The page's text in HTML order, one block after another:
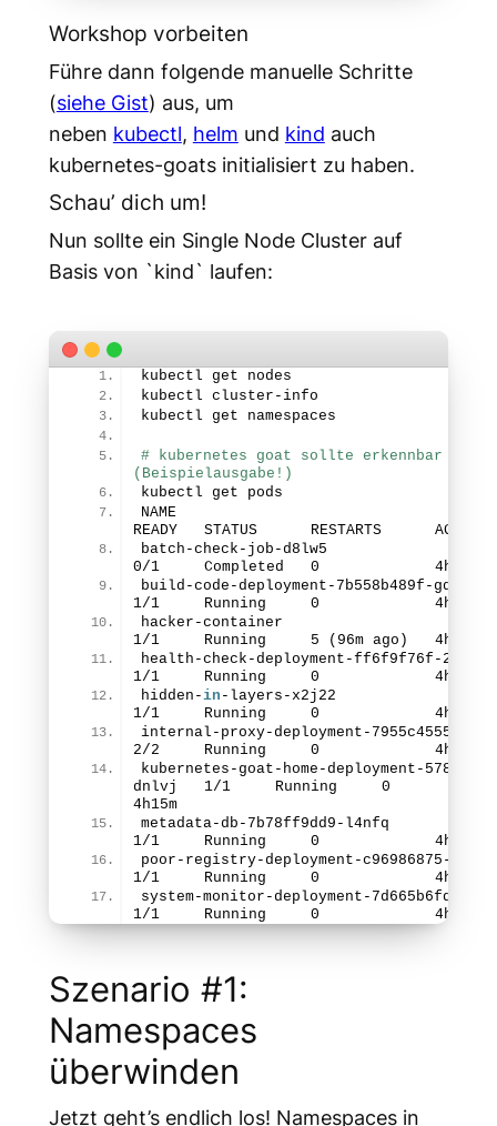
Workshop vorbeiten
Führe dann folgende manuelle Schritte
(siehe Gist) aus, um
neben kubectl, helm und kind auch
kubernetes-goats initialisiert zu haben.
Schau’ dich um!
Nun sollte ein Single Node Cluster auf
Basis von `kind` laufen:
kubectl get nodes
kubectl cluster-info
kubectl get namespaces
# kubernetes goat sollte erkennbar sein
(Beispielausgabe!)
kubectl get pods
NAME
READY   STATUS      RESTARTS      AGE
0/1
     Completed
0
             4h15m
1/1
     Running
0
             4h15m
1/1
     Running
5 (96m ago)   4h8m
1/1
     Running
0
             4h15m
hidden-in
1/1
     Running
0
             4h15m
2/2
     Running
0
             4h15m
kubernetes-goat-home-deployment-
dnlvj 1/1
     Running
0
4h15m
1/1
     Running
0
             4h15m
1/1
     Running
0
             4h15m
1/1
     Running
0
             4h15m
Szenario #1:
Namespaces
überwinden
Jetzt geht’s endlich los! Namespaces in